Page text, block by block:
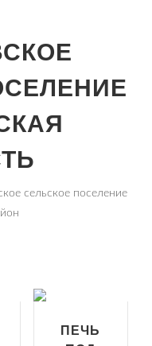
сельское поселение
ПЕЧЬ